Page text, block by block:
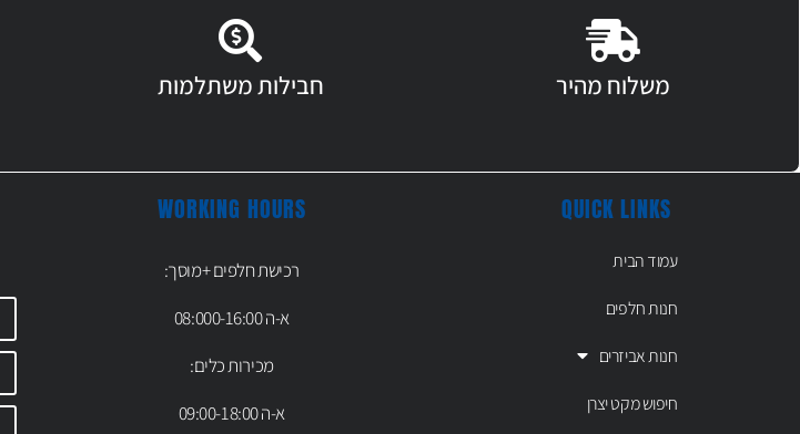
משלוח מהיר חבילות משתלמות
QUICK LINKS
עמוד הבית
חנות חלפים
חנות אביזרים
חיפוש מקט יצרן
WORKING HOURS
רכישת חלפים +מוסך:
א-ה 08:000-16:00
מכירות כלים:
א-ה 09:00-18:00